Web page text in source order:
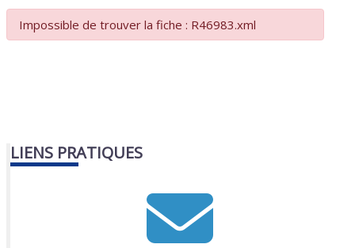
Impossible de trouver la fiche : R46983.xml
LIENS PRATIQUES